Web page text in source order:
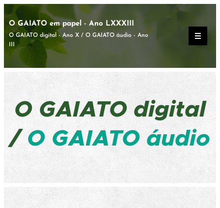
O GAIATO em papel - Ano LXXXIII
O GAIATO digital - Ano X / O GAIATO áudio - Ano
O GAIATOdigital
/O GAIATO áudio